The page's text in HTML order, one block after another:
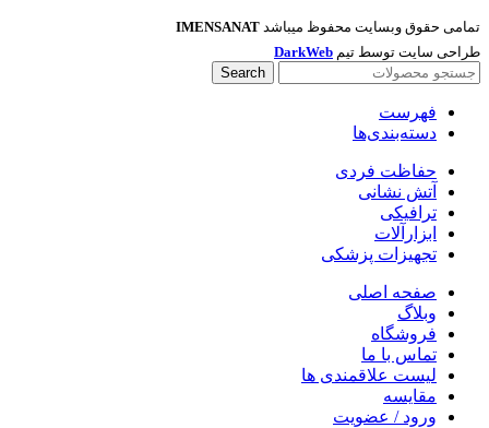
تمامی حقوق وبسایت محفوظ میباشد IMENSANAT
طراحی سایت توسط تیم DarkWeb
Search
فهرست
دسته‌بندی‌ها
حفاظت فردی
آتش نشانی
ترافیکی
ابزارآلات
تجهیزات پزشکی
صفحه اصلی
وبلاگ
فروشگاه
تماس با ما
لیست علاقمندی ها
مقایسه
ورود / عضویت